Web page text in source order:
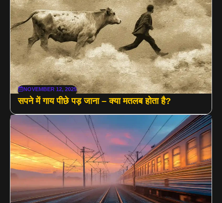
NOVEMBER 12, 2025
सपने में गाय पीछे पड़ जाना – क्या मतलब होता है?